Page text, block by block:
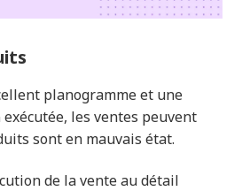
planogramme et une
les ventes peuvent
sont en mauvais état.
de la vente au détail